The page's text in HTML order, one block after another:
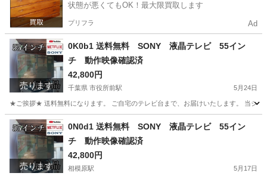
状態が悪くてもOK！最大限買取します
プリフラ Ad
売ります
0K0b1 送料無料 SONY 液晶テレビ 55イン
チ 動作映像確認済
42,800円
千葉県 市役所前駅 5月24日
★ご挨拶★ 送料無料になります。 ご自宅のテレビ台まで、お届けいたします。 当シ
千葉 千葉市 市役所前駅 テレビ 55インチ
売ります
0N0d1 送料無料 SONY 液晶テレビ 55イン
チ 動作映像確認済
42,800円
相模原駅 5月17日